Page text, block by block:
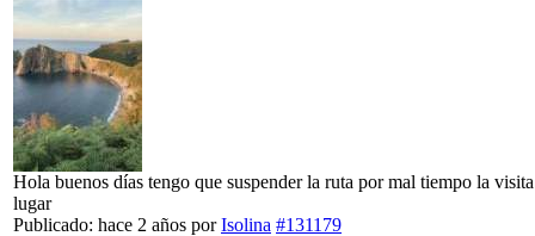
Hola buenos días tengo que suspender la ruta por mal tiempo la
lugar
Publicado: hace 2 años porIsolina #131179